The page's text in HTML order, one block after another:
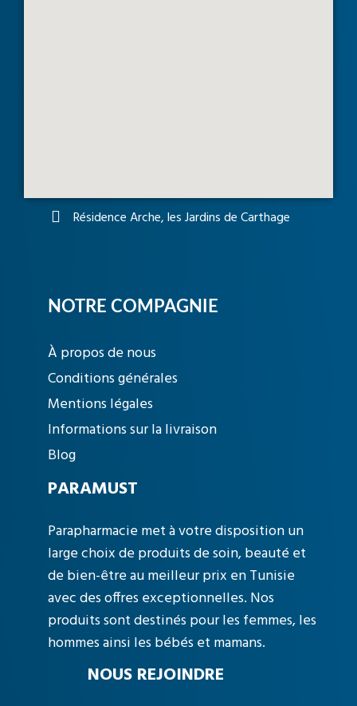
Résidence Arche, les Jardins de Carthage
NOTRE COMPAGNIE
À propos de nous
Conditions générales
Mentions légales
Informations sur la livraison
Blog
PARAMUST
Parapharmacie met à votre disposition un
large choix de produits de soin, beauté et
de bien-être au meilleur prix en Tunisie
avec des offres exceptionnelles. Nos
produits sont destinés pour les femmes, les
hommes ainsi les bébés et mamans.
NOUS REJOINDRE